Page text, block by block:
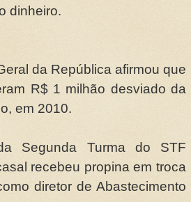
dinheiro.
da República afirmou que
R$ 1 milhão desviado da
em 2010.
Segunda Turma do STF
recebeu propina em troca
diretor de Abastecimento